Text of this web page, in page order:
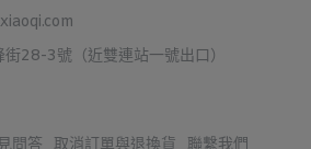
28-3號（近雙連站一號出口）